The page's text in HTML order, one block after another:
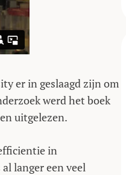
er in geslaagd zijn om
werd het boek
uitgelezen.
in
langer een veel